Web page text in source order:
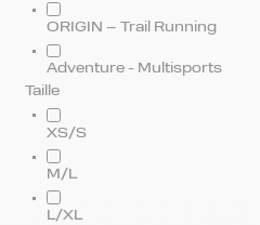
ORIGIN – Trail Running
Adventure - Multisports
Taille
XS/S
M/L
L/XL